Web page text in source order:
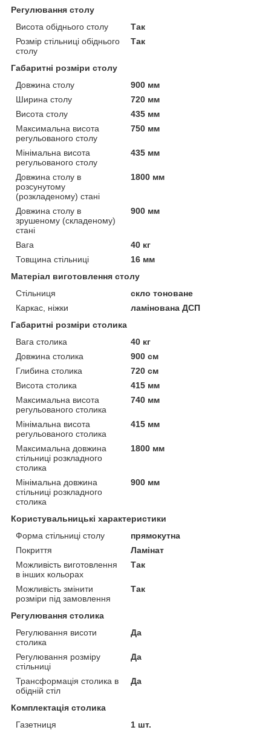
Регулювання столу
Висота обіднього столу
Так
Розмір стільниці обіднього
столу
Так
Габаритні розміри столу
Довжина столу
900 мм
Ширина столу
720 мм
Висота столу
435 мм
Максимальна висота
регульованого столу
750 мм
Мінімальна висота
регульованого столу
435 мм
Довжина столу в
розсунутому
(розкладеному) стані
1800 мм
Довжина столу в
зрушеному (складеному)
стані
900 мм
Вага
40 кг
Товщина стільниці
16 мм
Матеріал виготовлення столу
Стільниця
скло тоноване
Каркас, ніжки
ламінована ДСП
Габаритні розміри столика
Вага столика
40 кг
Довжина столика
900 см
Глибина столика
720 см
Висота столика
415 мм
Максимальна висота
регульованого столика
740 мм
Мінімальна висота
регульованого столика
415 мм
Максимальна довжина
стільниці розкладного
столика
1800 мм
Мінімальна довжина
стільниці розкладного
столика
900 мм
Користувальницькі характеристики
Форма стільниці столу
прямокутна
Покриття
Ламінат
Можливість виготовлення
в інших кольорах
Так
Можливість змінити
розміри під замовлення
Так
Регулювання столика
Регулювання висоти
столика
Да
Регулювання розміру
стільниці
Да
Трансформація столика в
обідній стіл
Да
Комплектація столика
Газетниця
1 шт.